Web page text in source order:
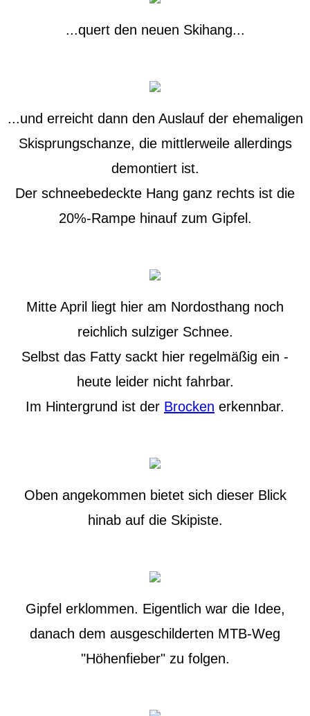
...quert den neuen Skihang...
...und erreicht dann den Auslauf der ehemaligen
Skisprungschanze, die mittlerweile allerdings
demontiert ist.
Der schneebedeckte Hang ganz rechts ist die
20%-Rampe hinauf zum Gipfel.
Mitte April liegt hier am Nordosthang noch
reichlich sulziger Schnee.
Selbst das Fatty sackt hier regelmäßig ein -
heute leider nicht fahrbar.
Im Hintergrund ist der Brocken erkennbar.
Oben angekommen bietet sich dieser Blick
hinab auf die Skipiste.
Gipfel erklommen. Eigentlich war die Idee,
danach dem ausgeschilderten MTB-Weg
"Höhenfieber" zu folgen.